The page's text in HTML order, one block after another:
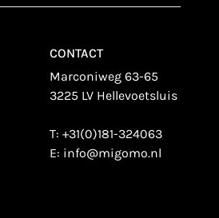
CONTACT
Marconiweg 63-65
3225 LV Hellevoetsluis
T: +31(0)181-324063
E: info@migomo.nl